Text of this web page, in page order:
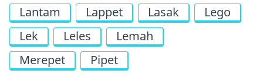
Lantam
Lappet Lasak
Lego
Lek
Leles
Lemah
Merepet
Pipet